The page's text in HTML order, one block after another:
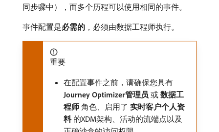
同步骤中），而多个历程可以使用相同的事件。
事件配置是​必需的 ，必须由数据工程师执行。
重要
在配置事件之前，请确保您具有​
Journey Optimizer管理员 ​或​ 数据工
程师 ​角色、启用了​ 实时客户个人资
料​的XDM架构、活动的流端点以及